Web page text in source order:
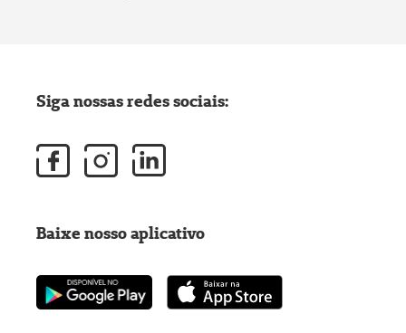
Siga nossas redes sociais:
Baixe nosso aplicativo